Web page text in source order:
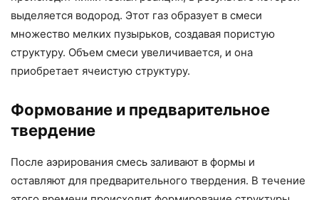
выделяется водород. Этот газ образует в смеси
множество мелких пузырьков, создавая пористую
структуру. Объем смеси увеличивается, и она
приобретает ячеистую структуру.
Формование и предварительное
твердение
После аэрирования смесь заливают в формы и
оставляют для предварительного твердения. В течение